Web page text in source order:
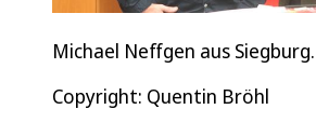
Michael Neffgen aus Siegburg.
Copyright: Quentin Bröhl